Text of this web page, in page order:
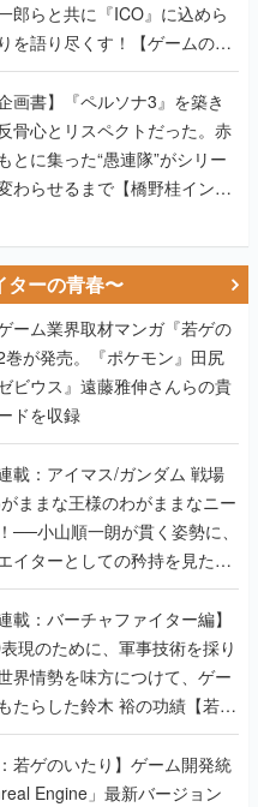
郎らと共に『ICO』に込めら
を語り尽くす！【ゲームの企
画書】『ペルソナ3』を築き
骨心とリスペクトだった。赤
とに集った“愚連隊”がシリー
わらせるまで【橋野桂インタ
ターの青春〜
ーム業界取材マンガ『若ゲの
巻が発売。『ポケモン』田尻
ビウス』遠藤雅伸さんらの貴
ドを収録
載：アイマス/ガンダム 戦場
ままな王様のわがままなニー
──小山順一朗が貫く姿勢に、
イターとしての矜持を見た
り最終回】
載：バーチャファイター編】
表現のために、軍事技術を採り
界情勢を味方につけて、ゲー
たらした鈴木 裕の功績【若ゲ
若ゲのいたり】ゲーム開発統
Engine」最新バージョン